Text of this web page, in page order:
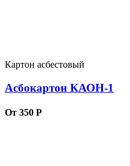
Картон асбестовый
Асбокартон КАОН-1
От 350 Р